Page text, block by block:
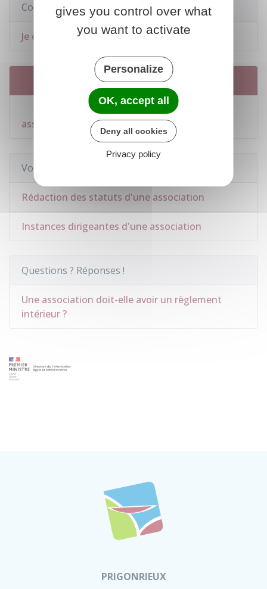
Comment faire si...
Je crée une association
Services en ligne et formulaires
Modèle de règlement intérieur d'une
association
Voir aussi
Rédaction des statuts d'une association
Instances dirigeantes d'une association
Questions ? Réponses !
Une association doit-elle avoir un règlement
intérieur ?
PRIGONRIEUX
gives you control over what
you want to activate
Personalize
OK, accept all
Deny all cookies
Privacy policy